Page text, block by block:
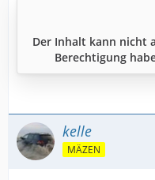
Der Inhalt kann nicht
Berechtigung
kelle
MÄZEN